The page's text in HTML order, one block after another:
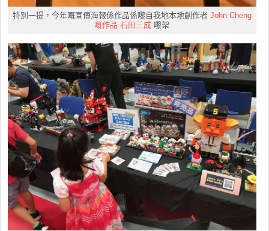
特別一提，今年嘅宣傳海報係作品係嚟自我地本地創作者 John Cheng
嘅作品 石田三成 嚟架